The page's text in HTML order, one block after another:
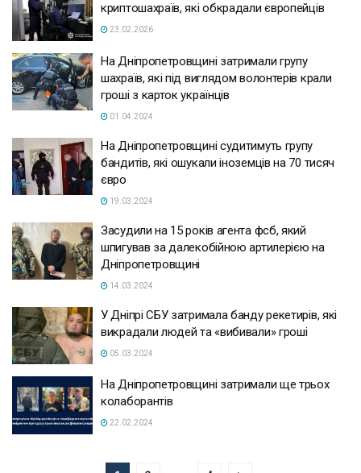
криптошахраїв, які обкрадали європейців
23.02.2026
На Дніпропетровщині затримали групу
шахраїв, які під виглядом волонтерів крали
гроші з карток українців
01.04.2024
На Дніпропетровщині судитимуть групу
бандитів, які ошукали іноземців на 70 тисяч
євро
19.03.2024
Засудили на 15 років агента фсб, який
шпигував за далекобійною артилерією на
Дніпропетровщині
14.03.2024
У Дніпрі СБУ затримала банду рекетирів, які
викрадали людей та «вибивали» гроші
05.03.2024
На Дніпропетровщині затримали ще трьох
колаборантів
22.02.2024